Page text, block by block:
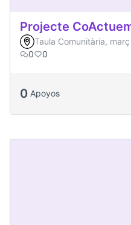
Projecte
Taula Comunitària,
0
0
0 Apoyos